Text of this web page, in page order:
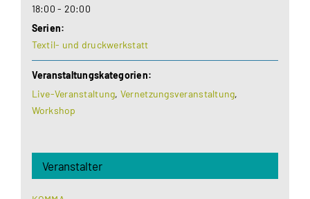
18:00 - 20:00
Serien:
Textil- und druckwerkstatt
Veranstaltungskategorien:
Live-Veranstaltung, Vernetzungsveranstaltung,
Workshop
Veranstalter